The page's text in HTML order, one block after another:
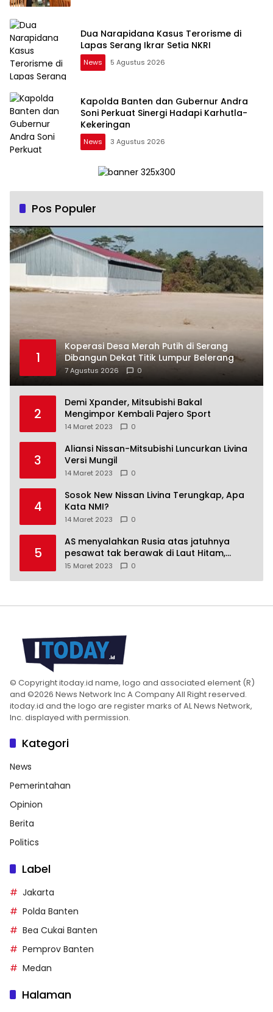
Dua Narapidana Kasus Terorisme di
Lapas Serang Ikrar Setia NKRI
News 5 Agustus 2026
Kapolda Banten dan Gubernur Andra
Soni Perkuat Sinergi Hadapi Karhutla-
Kekeringan
News 3 Agustus 2026
Pos Populer
1
Koperasi Desa Merah Putih di Serang
Dibangun Dekat Titik Lumpur Belerang
7 Agustus 2026 0
2
Demi Xpander, Mitsubishi Bakal
Mengimpor Kembali Pajero Sport
14 Maret 2023 0
3
Aliansi Nissan-Mitsubishi Luncurkan Livina
Versi Mungil
14 Maret 2023 0
4
Sosok New Nissan Livina Terungkap, Apa
Kata NMI?
14 Maret 2023 0
5
AS menyalahkan Rusia atas jatuhnya
pesawat tak berawak di Laut Hitam,
Moskow menyangkal
15 Maret 2023 0
© Copyright itoday.id name, logo and associated element (R)
and ©2026 News Network Inc A Company All Right reserved.
itoday.id and the logo are register marks of AL News Network,
Inc. displayed with permission.
Kategori
News
Pemerintahan
Opinion
Berita
Politics
Label
Jakarta
Polda Banten
Bea Cukai Banten
Pemprov Banten
Medan
Halaman